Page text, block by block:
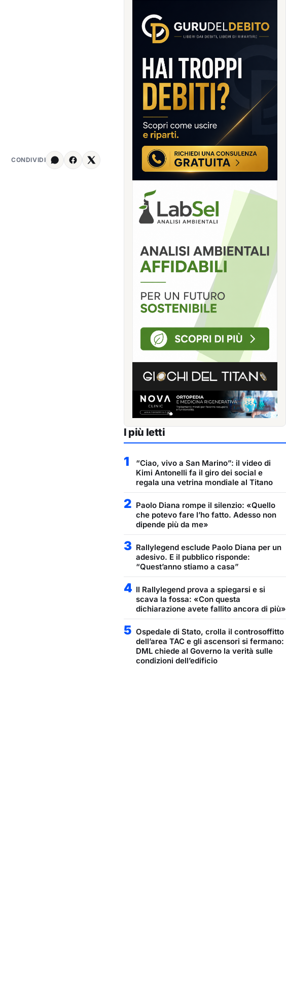
CONDIVIDI
I più letti
1
“Ciao, vivo a San Marino”: il video di
Kimi Antonelli fa il giro dei social e
regala una vetrina mondiale al Titano
2 Paolo Diana rompe il silenzio: «Quello
che potevo fare l’ho fatto. Adesso non
dipende più da me»
3 Rallylegend esclude Paolo Diana per un
adesivo. E il pubblico risponde:
“Quest’anno stiamo a casa”
4 Il Rallylegend prova a spiegarsi e si
scava la fossa: «Con questa
dichiarazione avete fallito ancora di più»
5 Ospedale di Stato, crolla il controsoffitto
dell’area TAC e gli ascensori si fermano:
DML chiede al Governo la verità sulle
condizioni dell’edificio